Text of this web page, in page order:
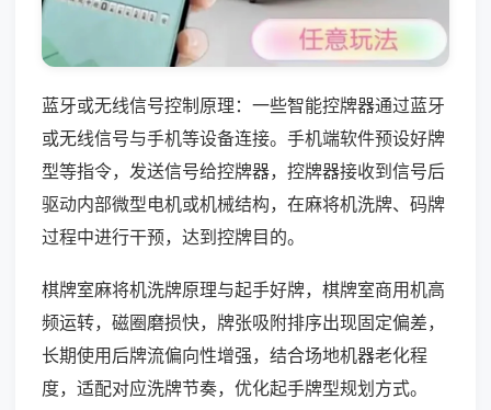
蓝牙或无线信号控制原理：一些智能控牌器通过蓝牙
或无线信号与手机等设备连接。手机端软件预设好牌
型等指令，发送信号给控牌器，控牌器接收到信号后
驱动内部微型电机或机械结构，在麻将机洗牌、码牌
过程中进行干预，达到控牌目的。
棋牌室麻将机洗牌原理与起手好牌，棋牌室商用机高
频运转，磁圈磨损快，牌张吸附排序出现固定偏差，
长期使用后牌流偏向性增强，结合场地机器老化程
度，适配对应洗牌节奏，优化起手牌型规划方式。